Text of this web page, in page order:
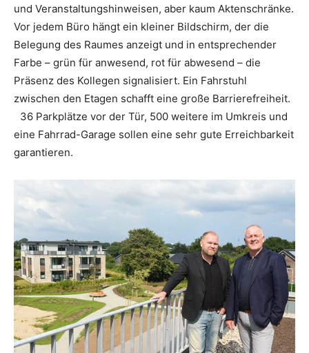
und Veranstaltungshinweisen, aber kaum Aktenschränke.
Vor jedem Büro hängt ein kleiner Bildschirm, der die
Belegung des Raumes anzeigt und in entsprechender
Farbe – grün für anwesend, rot für abwesend – die
Präsenz des Kollegen signalisiert. Ein Fahrstuhl
zwischen den Etagen schafft eine große Barrierefreiheit.
36 Parkplätze vor der Tür, 500 weitere im Umkreis und
eine Fahrrad-Garage sollen eine sehr gute Erreichbarkeit
garantieren.